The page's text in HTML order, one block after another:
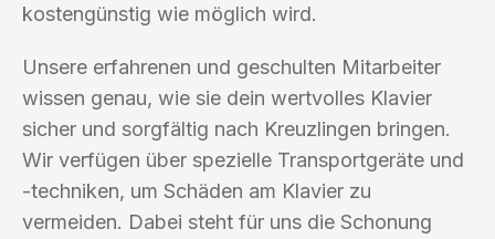
kostengünstig wie möglich wird.
Unsere erfahrenen und geschulten Mitarbeiter
wissen genau, wie sie dein wertvolles Klavier
sicher und sorgfältig nach Kreuzlingen bringen.
Wir verfügen über spezielle Transportgeräte und
-techniken, um Schäden am Klavier zu
vermeiden. Dabei steht für uns die Schonung